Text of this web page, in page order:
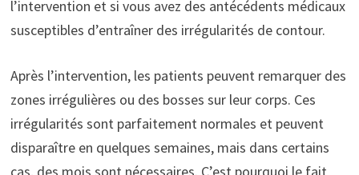
l’intervention et si vous avez des antécédents médicaux
susceptibles d’entraîner des irrégularités de contour.
Après l’intervention, les patients peuvent remarquer des
zones irrégulières ou des bosses sur leur corps. Ces
irrégularités sont parfaitement normales et peuvent
disparaître en quelques semaines, mais dans certains